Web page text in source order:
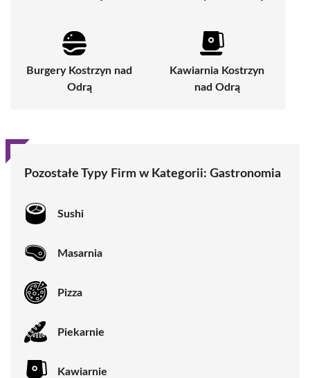
Burgery Kostrzyn nad
Odrą
Kawiarnia Kostrzyn
nad Odrą
Pozostałe Typy Firm w Kategorii: Gastronomia
Sushi
Masarnia
Pizza
Piekarnie
Kawiarnie